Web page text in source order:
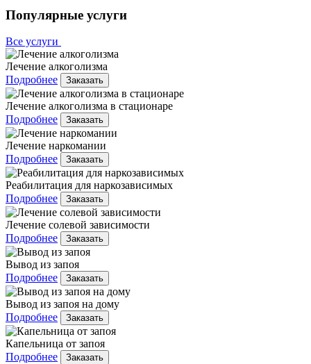
Популярные услуги
Все услуги
Лечение алкоголизма
Подробнее
Заказать
Лечение алкоголизма в стационаре
Подробнее
Заказать
Лечение наркомании
Подробнее
Заказать
Реабилитация для наркозависимых
Подробнее
Заказать
Лечение солевой зависимости
Подробнее
Заказать
Вывод из запоя
Подробнее
Заказать
Вывод из запоя на дому
Подробнее
Заказать
Капельница от запоя
Подробнее
Заказать